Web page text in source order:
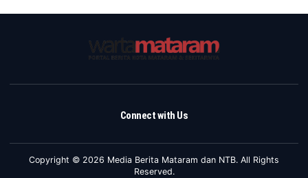
Connect with Us
Copyright © 2026 Media Berita Mataram dan NTB. All Rights
Reserved.